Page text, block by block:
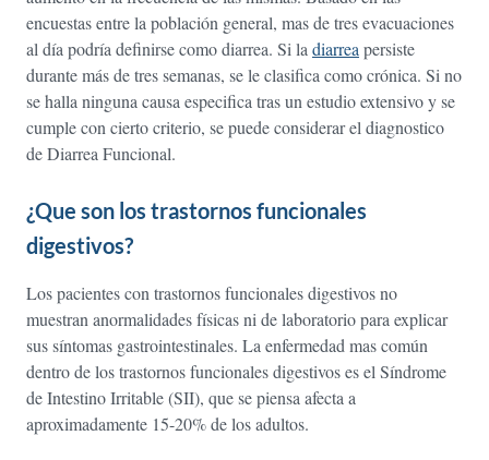
encuestas entre la población general, mas de tres evacuaciones
al día podría definirse como diarrea. Si la diarrea persiste
durante más de tres semanas, se le clasifica como crónica. Si no
se halla ninguna causa especifica tras un estudio extensivo y se
cumple con cierto criterio, se puede considerar el diagnostico
de Diarrea Funcional.
¿Que son los trastornos funcionales
digestivos?
Los pacientes con trastornos funcionales digestivos no
muestran anormalidades físicas ni de laboratorio para explicar
sus síntomas gastrointestinales. La enfermedad mas común
dentro de los trastornos funcionales digestivos es el Síndrome
de Intestino Irritable (SII), que se piensa afecta a
aproximadamente 15-20% de los adultos.